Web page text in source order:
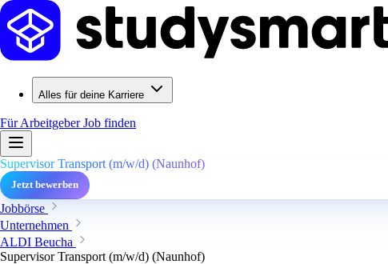
Alles für deine Karriere
Für ArbeitgeberJob finden
Supervisor Transport (m/w/d) (Naunhof)
Jetzt bewerben
Jobbörse
Unternehmen
ALDI Beucha
Supervisor Transport (m/w/d) (Naunhof)